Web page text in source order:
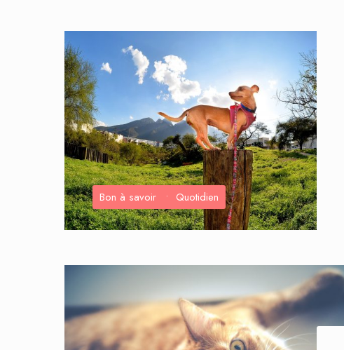
Bon à savoir • Quotidien